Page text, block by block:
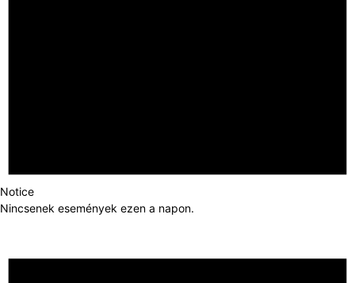
Notice
Nincsenek események ezen a napon.